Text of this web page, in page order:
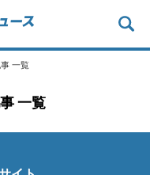
一覧
一覧